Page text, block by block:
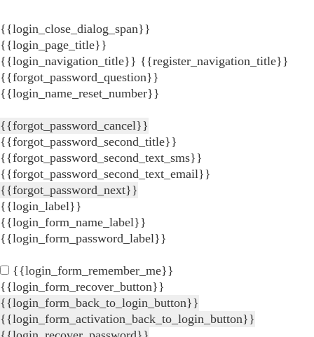
{{login_close_dialog_span}}
{{login_page_title}}
{{login_navigation_title}} {{register_navigation_title}}
{{forgot_password_question}}
{{login_name_reset_number}}
{{forgot_password_cancel}}
{{forgot_password_second_title}}
{{forgot_password_second_text_sms}}
{{forgot_password_second_text_email}}
{{forgot_password_next}}
{{login_label}}
{{login_form_name_label}}
{{login_form_password_label}}
{{login_form_remember_me}}
{{login_form_recover_button}}
{{login_form_back_to_login_button}}
{{login_form_activation_back_to_login_button}}